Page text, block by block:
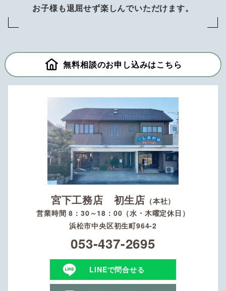
お子様も退屈せず楽しんでいただけます。
無料相談のお申し込みはこちら
宮下工務店 初生店 （本社）
営業時間 8：30～18：00（水・木曜定休日）
浜松市中央区初生町964-2
053-437-2695
LINEで問合せる